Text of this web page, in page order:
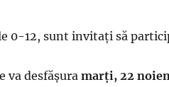
0-12, sunt invitați să
va desfășura marți, 22